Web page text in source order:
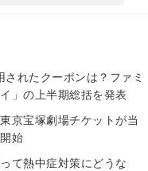
れたクーポンは？ファミ
」の上半期総括を発表
京宝塚劇場チケットが当
始
て熱中症対策にどうな